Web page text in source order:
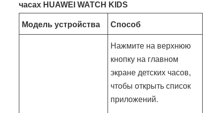
часах HUAWEI WATCH KIDS
Модель устройства Способ
Нажмите на верхнюю
кнопку на главном
экране детских часов,
чтобы открыть список
приложений.